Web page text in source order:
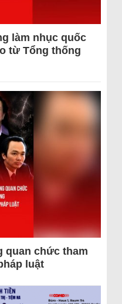
làm nhục quốc
từ Tổng thống
quan chức tham
luật